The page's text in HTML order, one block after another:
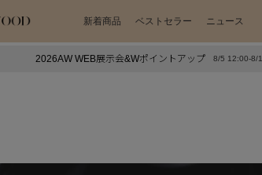
新着商品 ベストセラー ニュース
2026AW WEB展示会&Wポイントアップ 8/5 12:00-8/